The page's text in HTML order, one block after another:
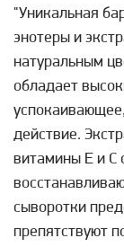
"Уникальная
энотеры и
натуральным
обладает
действие.
витамины Е и С
сыворотки
препятствуют